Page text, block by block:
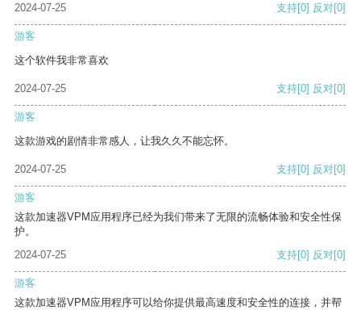
2024-07-25
支持[0] 反对[0]
游客
这个软件我非常喜欢
2024-07-25 支持[0] 反对[0]
游客
这款游戏的剧情非常感人，让我久久不能忘怀。
2024-07-25 支持[0] 反对[0]
游客
这款加速器VPM应用程序已经为我们带来了无限的流畅体验和安全性保
护。
2024-07-25
支持[0] 反对[0]
游客
这款加速器VPM应用程序可以给你提供最高速度和安全性的连接，并帮